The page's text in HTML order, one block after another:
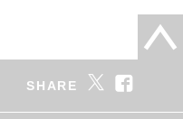
SHARE